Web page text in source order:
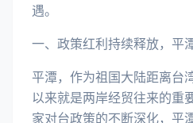
遇。
一、政策红利持续释放，平
平潭，作为祖国大陆距离台
以来就是两岸经贸往来的重
家对台政策的不断深化，平